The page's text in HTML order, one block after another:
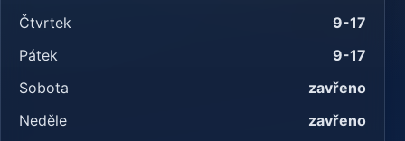
Čtvrtek
9-17
Pátek
9-17
Sobota
zavřeno
Neděle
zavřeno